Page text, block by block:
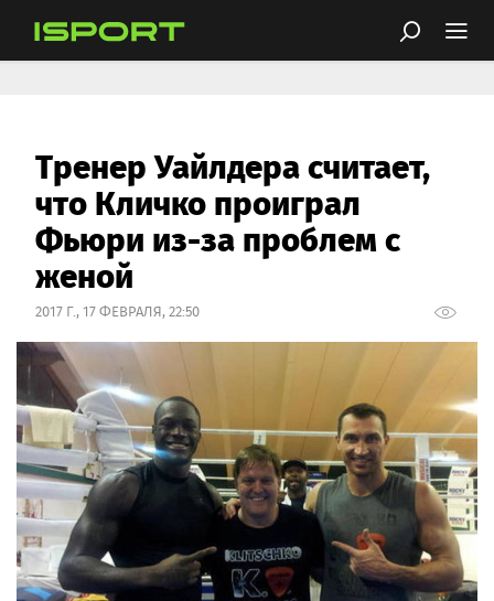
Тренер Уайлдера считает,
что Кличко проиграл
Фьюри из-за проблем с
женой
2017 Г., 17 ФЕВРАЛЯ, 22:50